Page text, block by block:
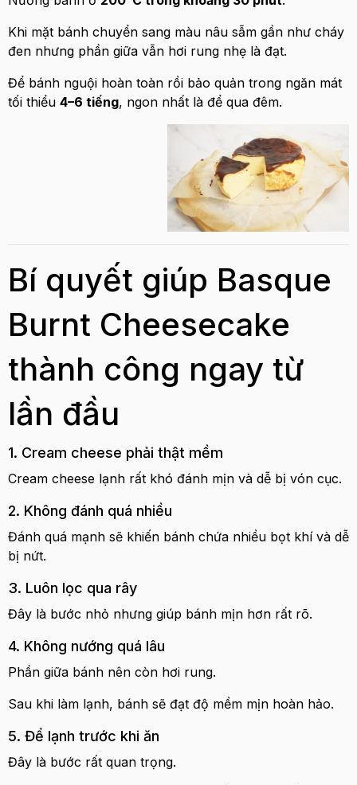
Khi mặt bánh chuyển sang màu nâu sẫm gần như cháy
đen nhưng phần giữa vẫn hơi rung nhẹ là đạt.
Để bánh nguội hoàn toàn rồi bảo quản trong ngăn mát
tối thiểu 4–6 tiếng, ngon nhất là để qua đêm.
Bí quyết giúp Basque
Burnt Cheesecake
thành công ngay từ
lần đầu
1. Cream cheese phải thật mềm
Cream cheese lạnh rất khó đánh mịn và dễ bị vón cục.
2. Không đánh quá nhiều
Đánh quá mạnh sẽ khiến bánh chứa nhiều bọt khí và dễ
bị nứt.
3. Luôn lọc qua rây
Đây là bước nhỏ nhưng giúp bánh mịn hơn rất rõ.
4. Không nướng quá lâu
Phần giữa bánh nên còn hơi rung.
Sau khi làm lạnh, bánh sẽ đạt độ mềm mịn hoàn hảo.
5. Để lạnh trước khi ăn
Đây là bước rất quan trọng.